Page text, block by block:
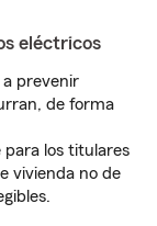
eléctricos
prevenir
de forma
para los titulares
vivienda no de